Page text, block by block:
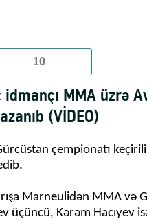
10
MMA üzrə
(VİDEO)
çempionatı
Marneulidən MMA və
üçüncü, Kərəm Hacıyev